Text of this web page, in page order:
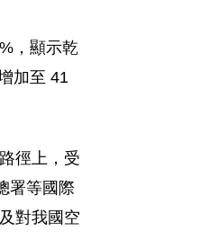
，顯示乾
加至 41
徑上，受
署等國際
對我國空